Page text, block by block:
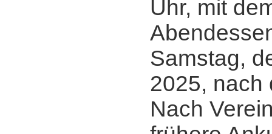
Uhr, mit
Samstag,
2025, nach
Nach